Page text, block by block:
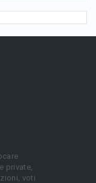
private,
voti